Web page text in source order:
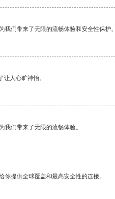
我们带来了无限的流畅体验和安全性保护
人心旷神怡。
我们带来了无限的流畅体验。
你提供全球覆盖和最高安全性的连接。